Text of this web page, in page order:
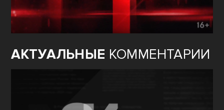
АКТУАЛЬНЫЕ КОММЕНТАРИИ